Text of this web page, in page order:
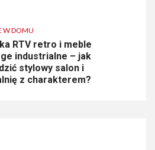
W DOMU
RTV retro i meble
industrialne – jak
stylowy salon i
z charakterem?